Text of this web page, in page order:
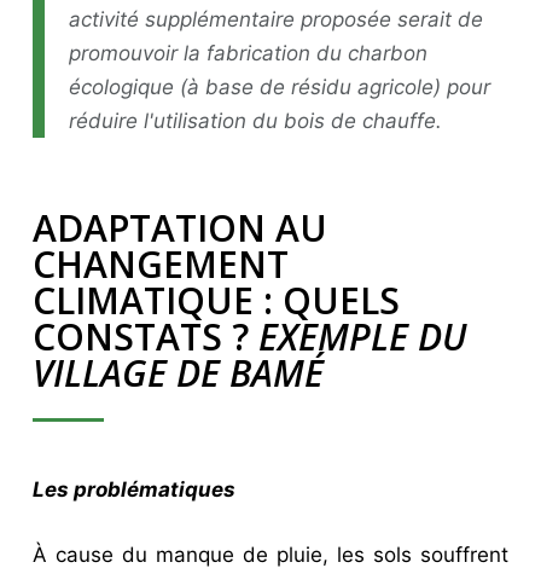
activité supplémentaire proposée serait de
promouvoir la fabrication du charbon
écologique (à base de résidu agricole) pour
réduire l'utilisation du bois de chauffe.
ADAPTATION AU
CHANGEMENT
CLIMATIQUE : QUELS
CONSTATS ? EXEMPLE DU
VILLAGE DE BAMÉ
Les problématiques
À cause du manque de pluie, les sols souffrent